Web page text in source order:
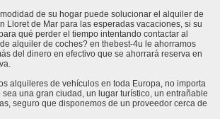
de su hogar puede solucionar el alquiler de
Lloret de Mar para las esperadas vacaciones, si su
qué perder el tiempo intentando contactar al
alquiler de coches? en thebest-4u le ahorramos
del dinero en efectivo que se ahorrará reserva en
alquileres de vehículos en toda Europa, no importa
una gran ciudad, un lugar turístico, un entrañable
seguro que disponemos de un proveedor cerca de